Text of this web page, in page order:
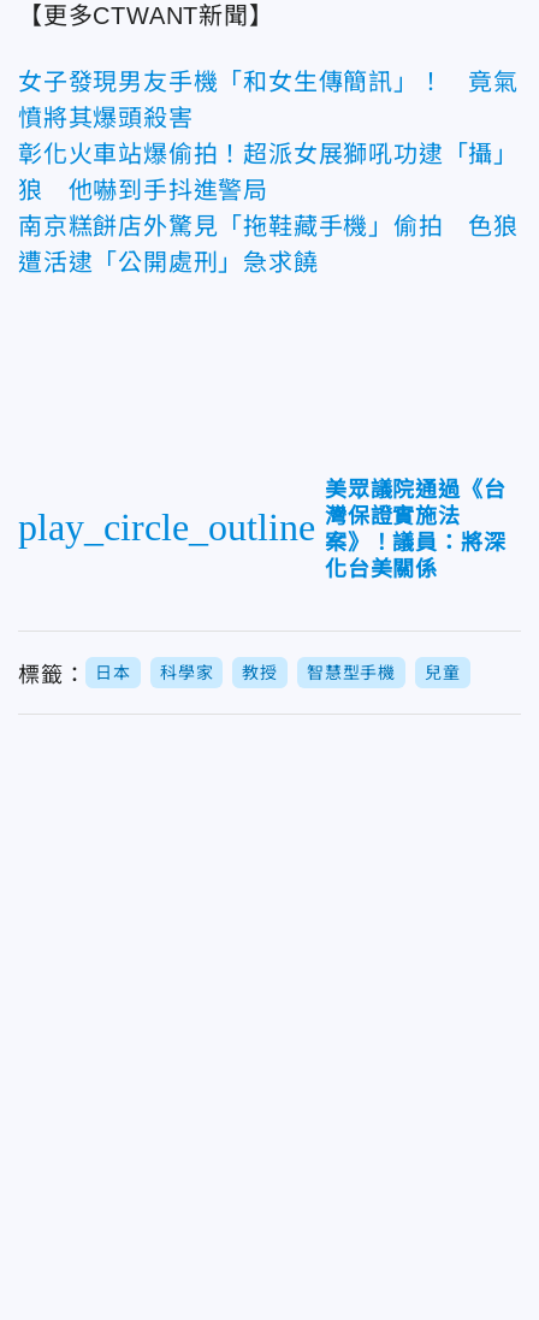
【更多CTWANT新聞】
女子發現男友手機「和女生傳簡訊」！ 竟氣
憤將其爆頭殺害
彰化火車站爆偷拍！超派女展獅吼功逮「攝」
狼 他嚇到手抖進警局
南京糕餅店外驚見「拖鞋藏手機」偷拍 色狼
遭活逮「公開處刑」急求饒
play_circle_outline
美眾議院通過《台
灣保證實施法
案》！議員：將深
化台美關係
標籤： 日本 科學家 教授 智慧型手機 兒童